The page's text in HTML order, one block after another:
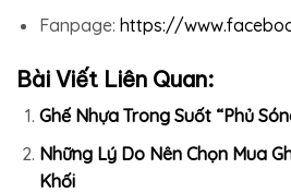
Fanpage: https://
Bài Viết Liên Quan:
Ghế Nhựa Trong Suốt “Phủ
Những Lý Do Nên Chọn Mua
Khối